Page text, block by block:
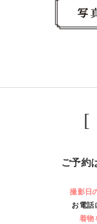
ご予約
撮影日
お電話
着物